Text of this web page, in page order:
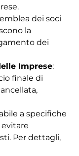
dei soci
la
dei
Imprese:
finale di
a specifiche
Per dettagli,